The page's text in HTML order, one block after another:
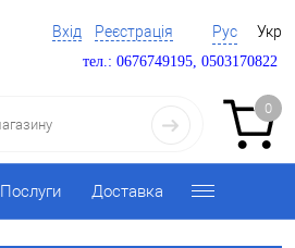
Вхід Реєстрація Рус Укр
тел.: 0676749195, 0503170822
0
Послуги Доставка